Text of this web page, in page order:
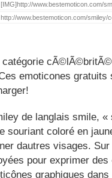
catégorie
emoticones
de langlais smile,
souriant coloré en
dautres visages.
pour exprimer
graphiques